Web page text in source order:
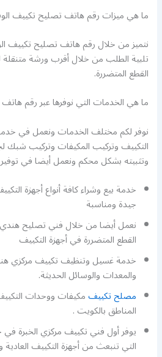
ما هي ميزات رقم هاتف تصليح تكييف
نتميز من خلال رقم هاتف تصليح تكييف
تلبية الطلب من خلال أقرب ورشة متنقلة
القطع المتضررة.
ما هي الخدمات التي نوفرها عبر رقم
نوفر لكم مختلف الخدمات ونعمل في
التكييف وتركيب المكيفات وتركيب شبك
وتثبيته بشكل محكم ونعمل أيضا في
خدمة بيع وشراء كافة أنواع أجهزة
جيدة ومناسبة
نعمل أيضا من خلال فني تصليح
القطع المتضررة في أجهزة التكييف
خدمة غسيل وتنظيف تكييف مركزي
والمعدات والوسائل الحديثة.
مصلح تكييف
المناطق بالكويت .
يوفر أول فني تكييف مركزي الخبرة في
التي تنبعث من أجهزة التكييف العادية